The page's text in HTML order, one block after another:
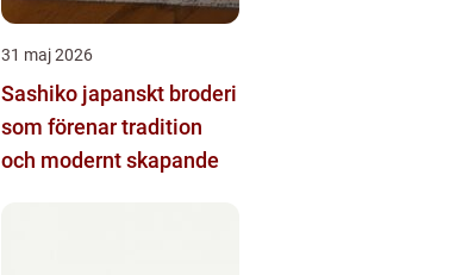
31 maj 2026
Sashiko japanskt broderi
som förenar tradition
och modernt skapande